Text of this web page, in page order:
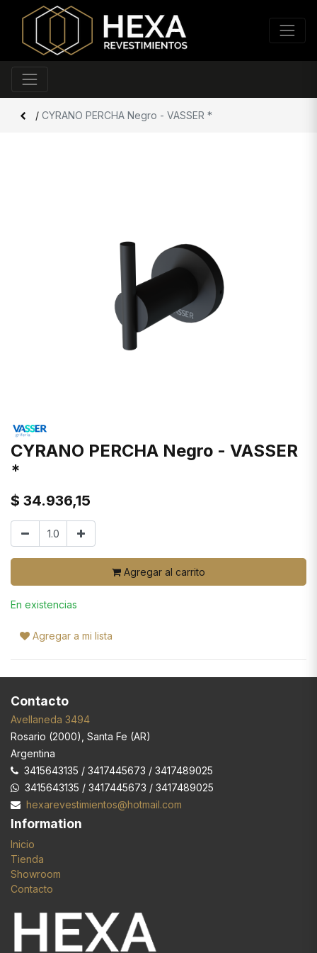
/ CYRANO PERCHA Negro - VASSER *
CYRANO PERCHA Negro - VASSER
*
$ 34.936,15
Agregar al carrito
En existencias
Agregar a mi lista
Contacto
Avellaneda 3494
Rosario (2000), Santa Fe (AR)
Argentina
3415643135 / 3417445673 / 3417489025
3415643135 / 3417445673 / 3417489025
hexarevestimientos@hotmail.com
Information
Inicio
Tienda
Showroom
Contacto